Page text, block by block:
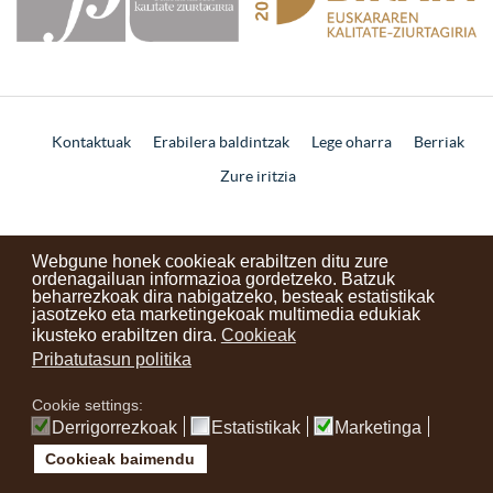
Webgune honek cookieak erabiltzen ditu zure
ordenagailuan informazioa gordetzeko. Batzuk
beharrezkoak dira nabigatzeko, besteak estatistikak
jasotzeko eta marketingekoak multimedia edukiak
ikusteko erabiltzen dira. Cookieak
Pribatutasun politika
Cookie settings:
Derrigorrezkoak Estatistikak Marketinga
Cookieak baimendu
Kontaktuak Erabilera baldintzak Lege oharra
Berriak
Zure iritzia